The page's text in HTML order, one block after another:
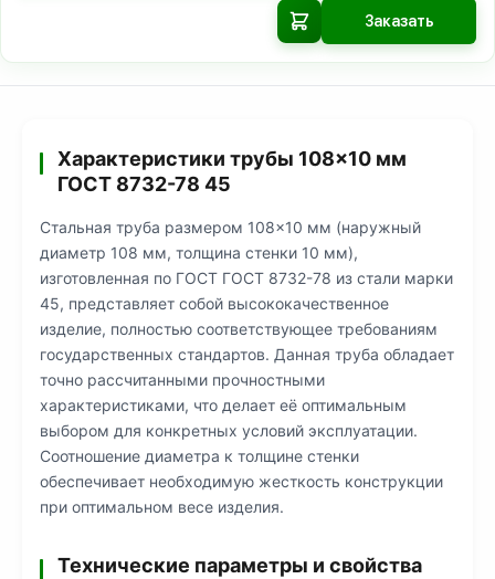
Заказать
Характеристики трубы 108×10 мм
ГОСТ 8732-78 45
Стальная труба размером 108×10 мм (наружный
диаметр 108 мм, толщина стенки 10 мм),
изготовленная по ГОСТ ГОСТ 8732-78 из стали марки
45, представляет собой высококачественное
изделие, полностью соответствующее требованиям
государственных стандартов. Данная труба обладает
точно рассчитанными прочностными
характеристиками, что делает её оптимальным
выбором для конкретных условий эксплуатации.
Соотношение диаметра к толщине стенки
обеспечивает необходимую жесткость конструкции
при оптимальном весе изделия.
Технические параметры и свойства